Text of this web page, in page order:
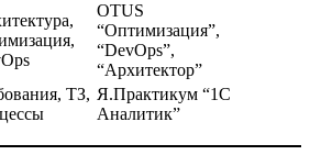
OTUS
“Оптимизация”,
“DevOps”,
“Архитектор”
ТЗ, Я.Практикум “1С
Аналитик”